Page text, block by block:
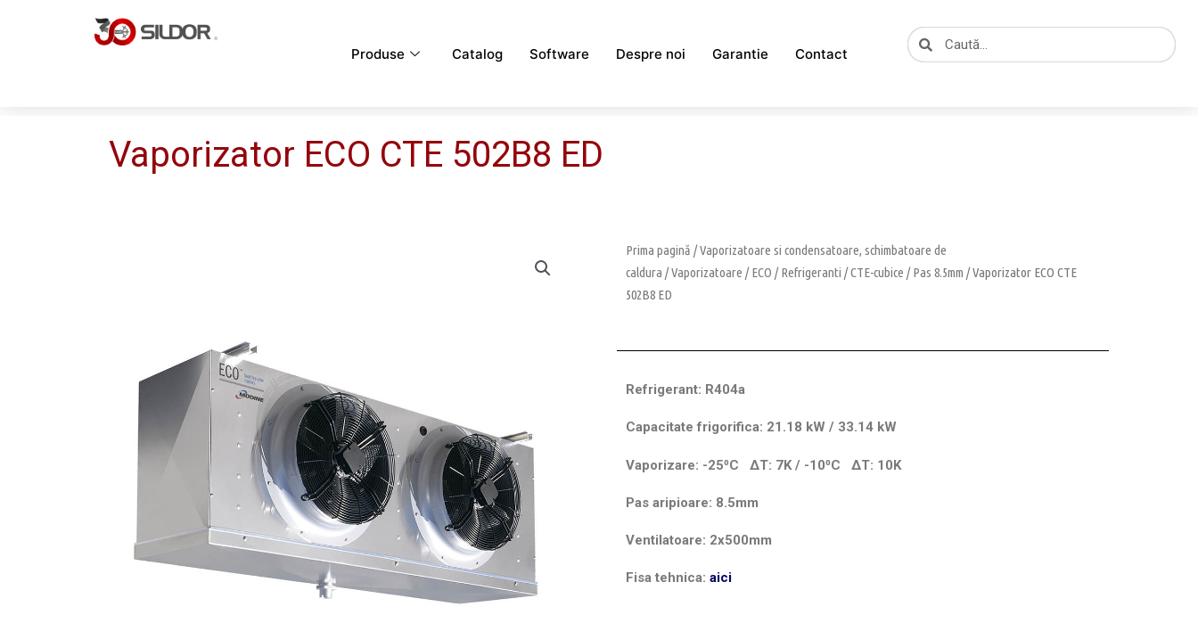
Produse Catalog Software Despre noi Garantie Contact
CautăCaută
Vaporizator ECO CTE 502B8 ED
Prima pagină /Vaporizatoare si condensatoare, schimbatoare de
caldura /Vaporizatoare /ECO /Refrigeranti /CTE-cubice /Pas 8.5mm / Vaporizator ECO CTE
502B8 ED
Refrigerant: R404a
Capacitate frigorifica: 21.18 kW / 33.14 kW
Vaporizare: -25⁰C ΔT: 7K / -10⁰C ΔT: 10K
Pas aripioare: 8.5mm
Ventilatoare: 2x500mm
Fisa tehnica: aici